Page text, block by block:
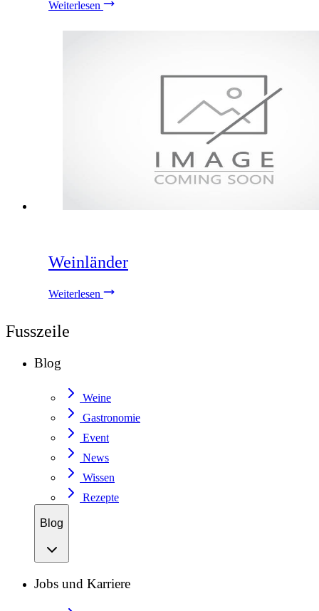
Weiterlesen
Weinländer
Weiterlesen
Fusszeile
Blog
Weine
Gastronomie
Event
News
Wissen
Rezepte
Blog
Jobs und Karriere